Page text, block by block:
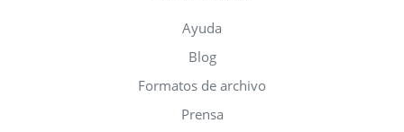
Ayuda
Blog
Formatos de archivo
Prensa